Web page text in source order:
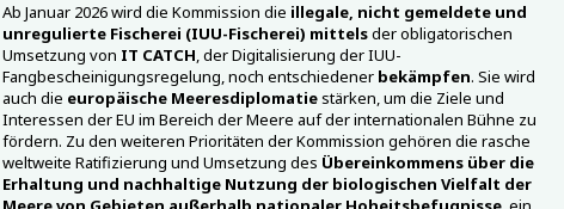
Ab Januar 2026 wird die Kommission die illegale, nicht gemeldete und
unregulierte Fischerei (IUU-Fischerei) mittelsder obligatorischen
Umsetzung von IT CATCH, der Digitalisierung der IUU-
Fangbescheinigungsregelung, noch entschiedener bekämpfen. Sie wird
auch die europäische Meeresdiplomatiestärken, um die Ziele und
Interessen der EU im Bereich der Meere auf der internationalen Bühne zu
fördern. Zu den weiteren Prioritäten der Kommission gehören die rasche
weltweite Ratifizierung und Umsetzung des Übereinkommens über die
Erhaltung und nachhaltige Nutzung der biologischen Vielfalt der